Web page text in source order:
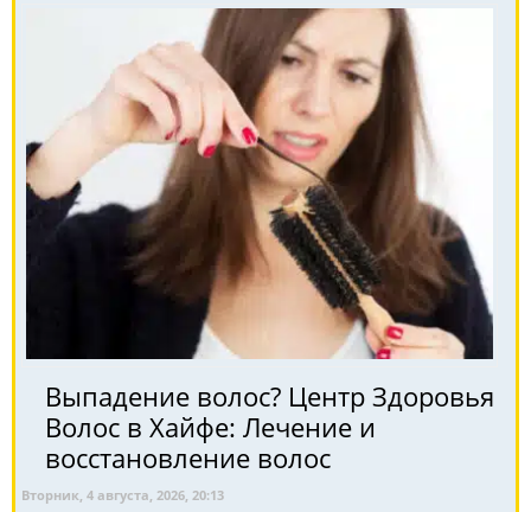
Выпадение волос? Центр Здоровья
Волос в Хайфе: Лечение и
восстановление волос
Вторник, 4 августа, 2026, 20:13